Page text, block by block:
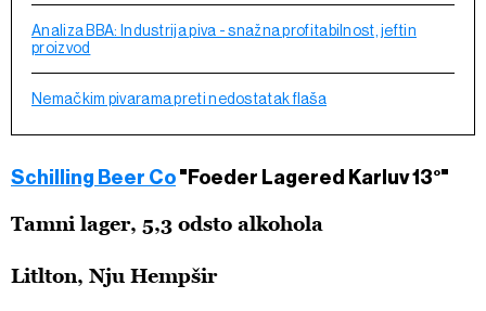
Analiza BBA: Industrija piva - snažna profitabilnost, jeftin
proizvod
Nemačkim pivarama preti nedostatak flaša
Schilling Beer Co"Foeder Lagered Karluv 13°"
Tamni lager, 5,3 odsto alkohola
Litlton, Nju Hempšir